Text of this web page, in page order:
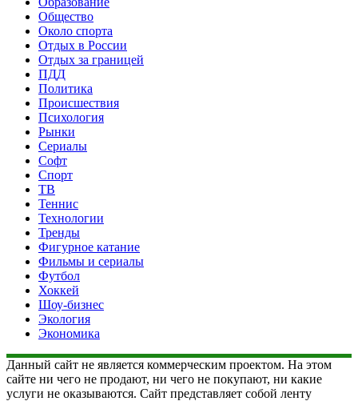
Общество
Около спорта
Отдых в России
Отдых за границей
ПДД
Политика
Происшествия
Психология
Рынки
Сериалы
Софт
Спорт
ТВ
Теннис
Технологии
Тренды
Фигурное катание
Фильмы и сериалы
Футбол
Хоккей
Шоу-бизнес
Экология
Экономика
Данный сайт не является коммерческим проектом. На этом
сайте ни чего не продают, ни чего не покупают, ни какие
услуги не оказываются. Сайт представляет собой ленту